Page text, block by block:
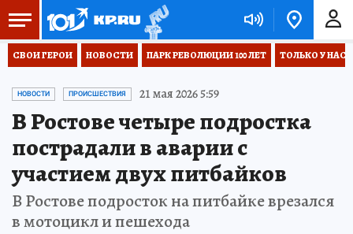
СВОИ ГЕРОИ НОВОСТИ ПАРК РЕВОЛЮЦИИ 100 ЛЕТ ТОЛЬКО У НАС
НОВОСТИ ПРОИСШЕСТВИЯ 21 мая 2026 5:59
В Ростове четыре подростка
пострадали в аварии с
участием двух питбайков
В Ростове подросток на питбайке врезался
в мотоцикл и пешехода